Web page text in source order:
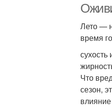
Лето —
время
Что
сезон,